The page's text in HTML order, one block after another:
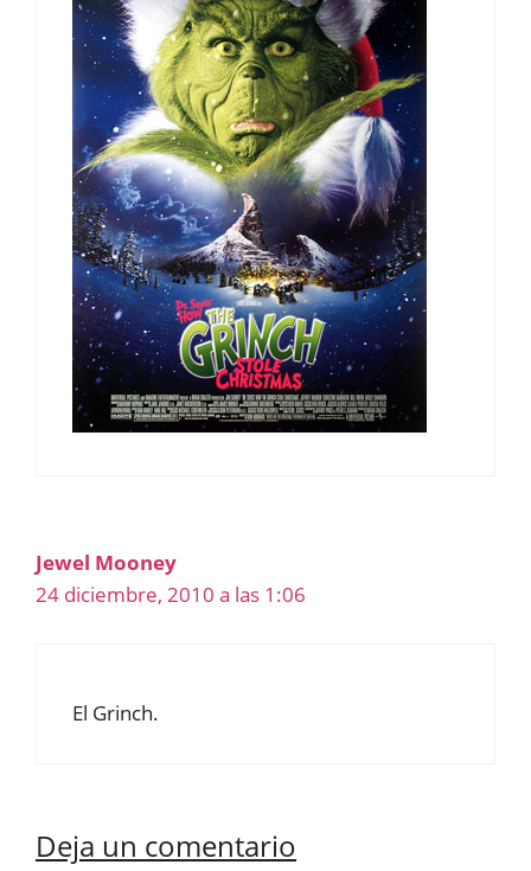
Jewel Mooney
24 diciembre, 2010 a las 1:06
El Grinch.
Deja un comentario